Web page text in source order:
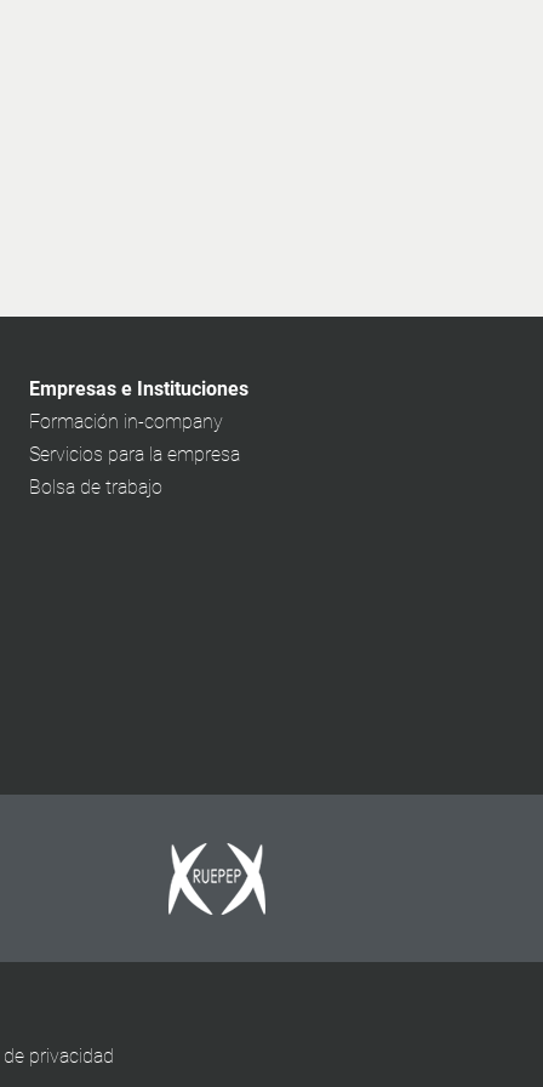
Empresas e Instituciones
Formación in-company
Servicios para la empresa
Bolsa de trabajo
privacidad